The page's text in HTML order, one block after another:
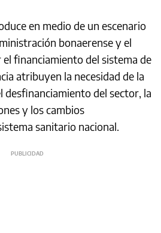
en medio de un escenario
bonaerense y el
financiamiento del sistema de
atribuyen la necesidad de la
desfinanciamiento del sector, la
y los cambios
sanitario nacional.